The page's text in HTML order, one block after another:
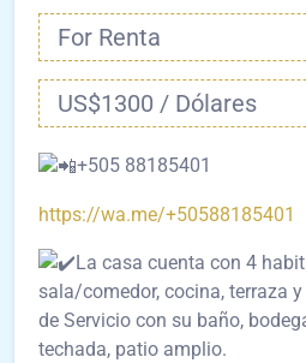
For Renta
US$1300 / Dólares
+505 88185401
https://wa.me/+50588185401
La casa cuenta con 4
sala/comedor, cocina, terraza
de Servicio con su baño,
techada, patio amplio.